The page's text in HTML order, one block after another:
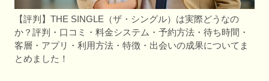
【評判】THE SINGLE（ザ・シングル）は実際どうなの
か？評判・口コミ・料金システム・予約方法・待ち時間・
客層・アプリ・利用方法・特徴・出会いの成果についてま
とめました！